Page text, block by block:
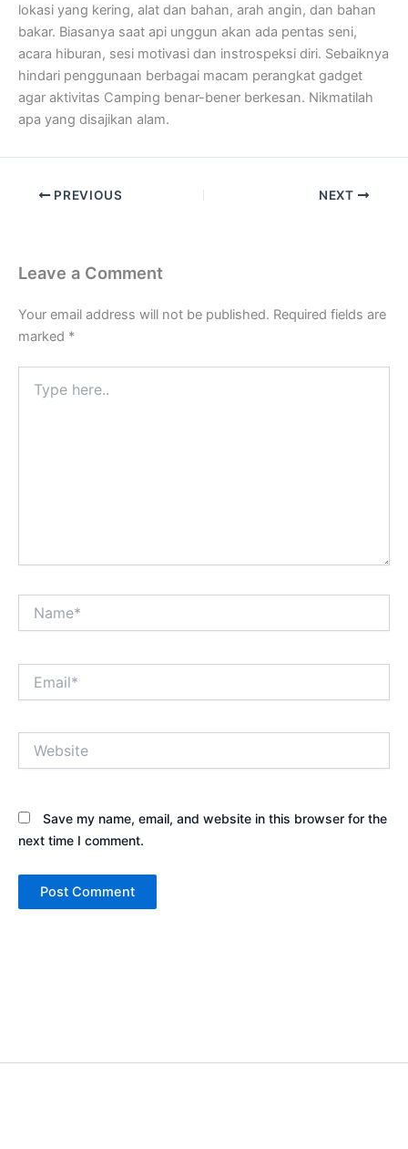
lokasi yang kering, alat dan bahan, arah angin, dan bahan
bakar. Biasanya saat api unggun akan ada pentas seni,
acara hiburan, sesi motivasi dan instrospeksi diri. Sebaiknya
hindari penggunaan berbagai macam perangkat gadget
agar aktivitas Camping benar-bener berkesan. Nikmatilah
apa yang disajikan alam.
PREVIOUS NEXT
Leave a Comment
Your email address will not be published. Required fields are
marked *
here..
Save my name, email, and website in this browser for the
next time I comment.